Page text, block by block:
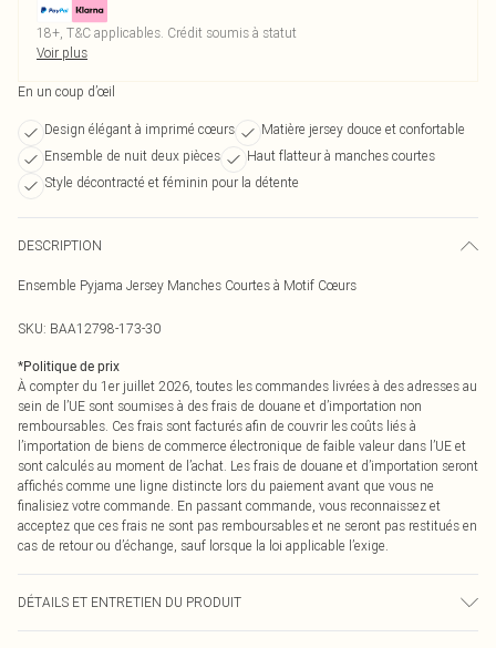
18+, T&C applicables. Crédit soumis à statut
Voir plus
En un coup d’œil
Design élégant à imprimé cœurs
Matière jersey douce et confortable
Ensemble de nuit deux pièces
Haut flatteur à manches courtes
Style décontracté et féminin pour la détente
DESCRIPTION
Ensemble Pyjama Jersey Manches Courtes à Motif Cœurs
SKU: BAA12798-173-30
*Politique de prix
À compter du 1er juillet 2026, toutes les commandes livrées à des adresses au
sein de l’UE sont soumises à des frais de douane et d’importation non
remboursables. Ces frais sont facturés afin de couvrir les coûts liés à
l’importation de biens de commerce électronique de faible valeur dans l’UE et
sont calculés au moment de l’achat. Les frais de douane et d’importation seront
affichés comme une ligne distincte lors du paiement avant que vous ne
finalisiez votre commande. En passant commande, vous reconnaissez et
acceptez que ces frais ne sont pas remboursables et ne seront pas restitués en
cas de retour ou d’échange, sauf lorsque la loi applicable l’exige.
DÉTAILS ET ENTRETIEN DU PRODUIT